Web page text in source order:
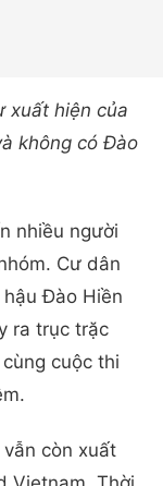
xuất hiện của
không có Đào
nhiều người
Cư dân
Đào Hiền
ra trục trặc
cuộc thi
còn xuất